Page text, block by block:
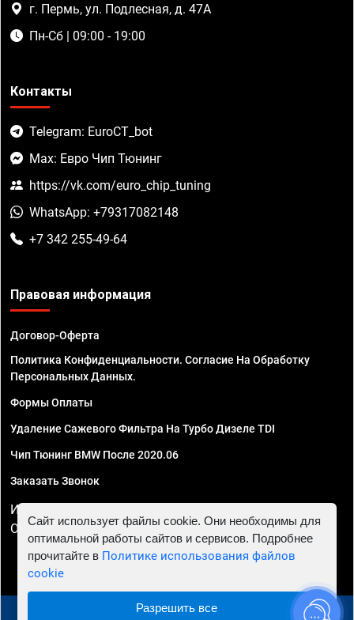
г. Пермь, ул. Подлесная, д. 47А
Пн-Сб | 09:00 - 19:00
Контакты
Telegram: EuroCT_bot
Max: Евро Чип Тюнинг
https://vk.com/euro_chip_tuning
WhatsApp: +79317082148
+7 342 255-49-64
Правовая информация
Договор-Оферта
Политика Конфиденциальности. Согласие На Обработку
Персональных Данных.
Формы Оплаты
Удаление Сажевого Фильтра На Турбо Дизеле TDI
Чип Тюнинг BMW После 2020.06
Заказать Звонок
ИП Смирнов Георгий Павлович. ИНН 781302555843,
ОГРНИП 324470400032610
© 2010 - 2026 Чип тюнинг в Перми - Автосервис "Евро
Сайт использует файлы cookie. Они необходимы для
оптимальной работы сайтов и сервисов. Подробнее
прочитайте в Политике использования файлов
cookie
Разрешить все